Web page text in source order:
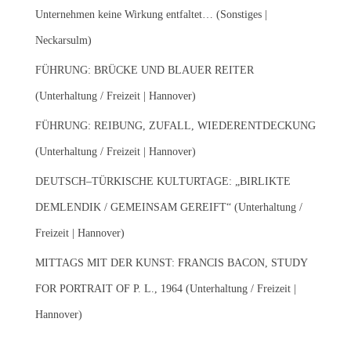
c
:
Unternehmen keine Wirkung entfaltet… (Sonstiges |
Neckarsulm)
FÜHRUNG: BRÜCKE UND BLAUER REITER
(Unterhaltung / Freizeit | Hannover)
FÜHRUNG: REIBUNG, ZUFALL, WIEDERENTDECKUNG
(Unterhaltung / Freizeit | Hannover)
DEUTSCH–TÜRKISCHE KULTURTAGE: „BIRLIKTE
DEMLENDIK / GEMEINSAM GEREIFT“ (Unterhaltung /
Freizeit | Hannover)
MITTAGS MIT DER KUNST: FRANCIS BACON, STUDY
FOR PORTRAIT OF P. L., 1964 (Unterhaltung / Freizeit |
Hannover)